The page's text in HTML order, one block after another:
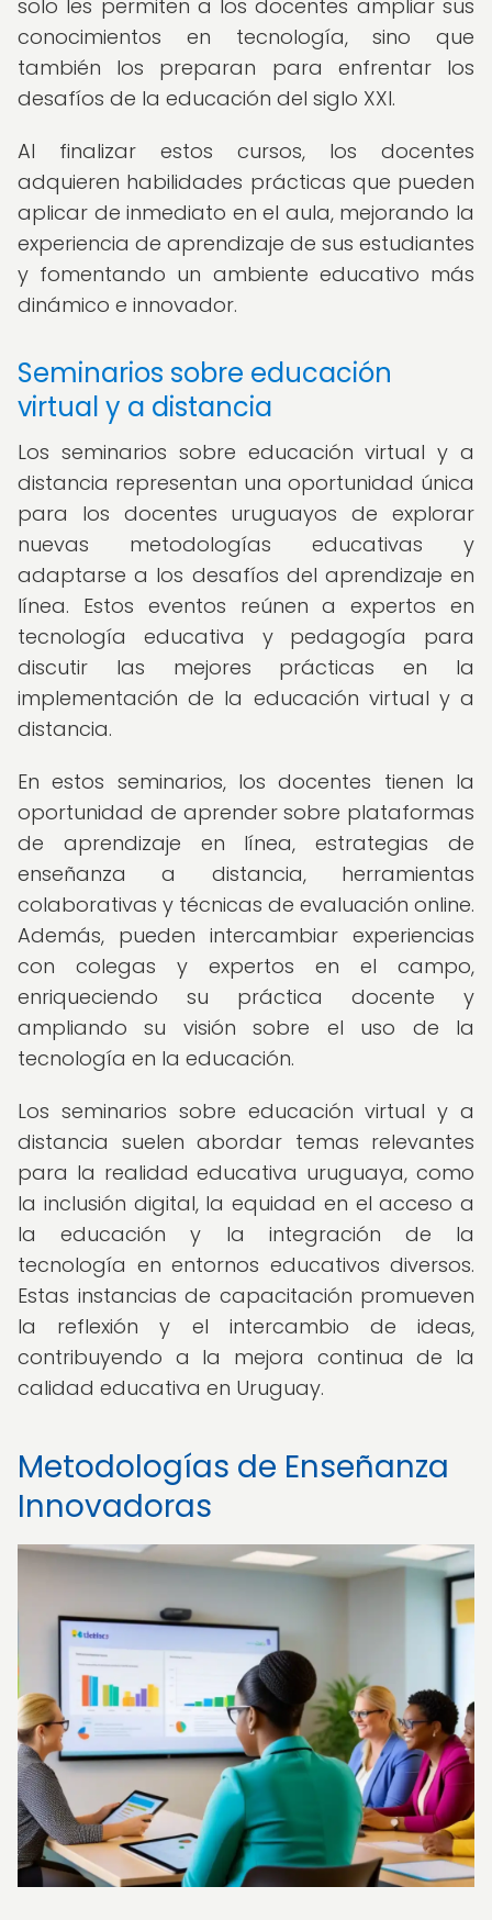
solo les permiten a los docentes ampliar sus
conocimientos en tecnología, sino que
también los preparan para enfrentar los
desafíos de la educación del siglo XXI.
Al finalizar estos cursos, los docentes
adquieren habilidades prácticas que pueden
aplicar de inmediato en el aula, mejorando la
experiencia de aprendizaje de sus estudiantes
y fomentando un ambiente educativo más
dinámico e innovador.
Seminarios sobre educación
virtual y a distancia
Los seminarios sobre educación virtual y a
distancia representan una oportunidad única
para los docentes uruguayos de explorar
nuevas metodologías educativas y
adaptarse a los desafíos del aprendizaje en
línea. Estos eventos reúnen a expertos en
tecnología educativa y pedagogía para
discutir las mejores prácticas en la
implementación de la educación virtual y a
distancia.
En estos seminarios, los docentes tienen la
oportunidad de aprender sobre plataformas
de aprendizaje en línea, estrategias de
enseñanza a distancia, herramientas
colaborativas y técnicas de evaluación online.
Además, pueden intercambiar experiencias
con colegas y expertos en el campo,
enriqueciendo su práctica docente y
ampliando su visión sobre el uso de la
tecnología en la educación.
Los seminarios sobre educación virtual y a
distancia suelen abordar temas relevantes
para la realidad educativa uruguaya, como
la inclusión digital, la equidad en el acceso a
la educación y la integración de la
tecnología en entornos educativos diversos.
Estas instancias de capacitación promueven
la reflexión y el intercambio de ideas,
contribuyendo a la mejora continua de la
calidad educativa en Uruguay.
Metodologías de Enseñanza
Innovadoras